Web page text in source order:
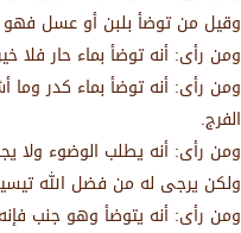
وقيل من توضأ بلبن أو عسل
ومن رأى: أنه توضأ بماء حار فلا
ومن رأى: أنه توضأ بماء كدر
الفرج.
ومن رأى: أنه يطلب الوضوء ولا
ولكن يرجى له من فضل الله
ومن رأى: أنه يتوضأ وهو جنب